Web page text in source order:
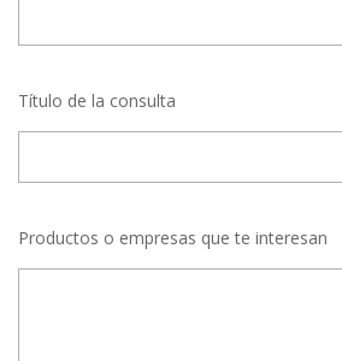
Título de la consulta
Productos o empresas que te interesan